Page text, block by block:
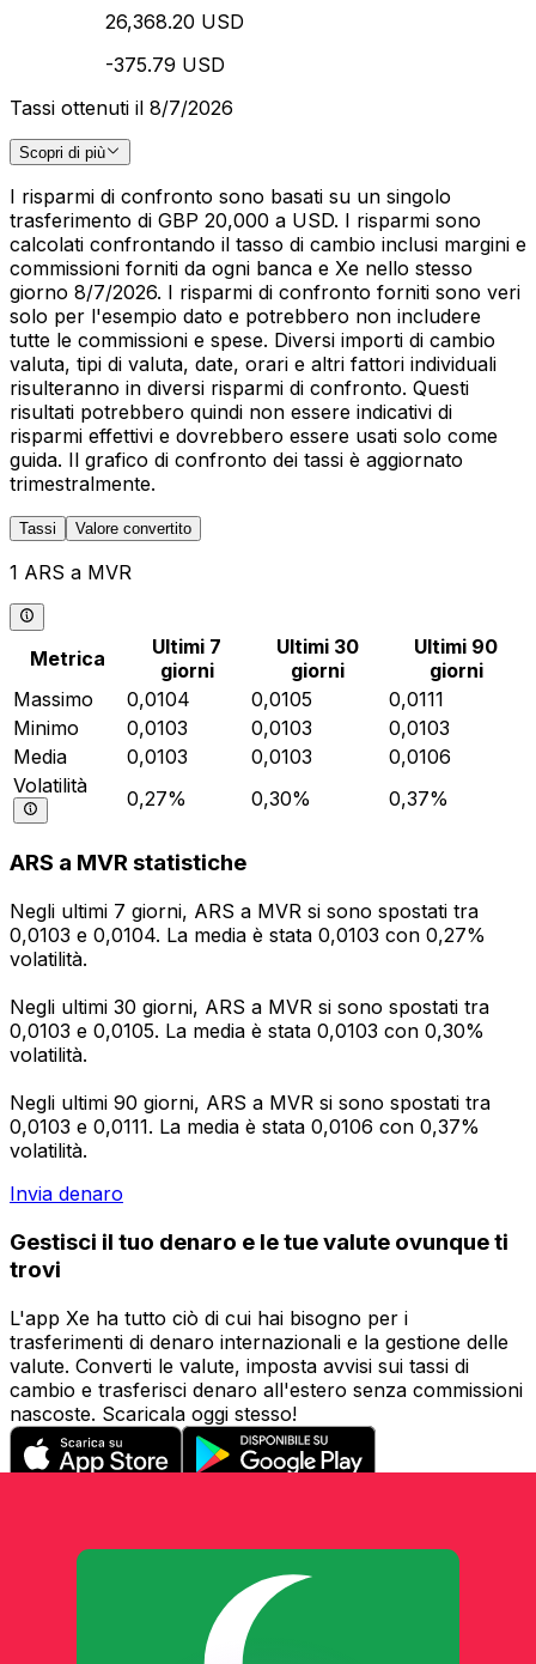
26,368.20 USD
-375.79 USD
Tassi ottenuti il 8/7/2026
Scopri di più
I risparmi di confronto sono basati su un singolo
trasferimento di GBP 20,000 a USD. I risparmi sono
calcolati confrontando il tasso di cambio inclusi margini e
commissioni forniti da ogni banca e Xe nello stesso
giorno 8/7/2026. I risparmi di confronto forniti sono veri
solo per l'esempio dato e potrebbero non includere
tutte le commissioni e spese. Diversi importi di cambio
valuta, tipi di valuta, date, orari e altri fattori individuali
risulteranno in diversi risparmi di confronto. Questi
risultati potrebbero quindi non essere indicativi di
risparmi effettivi e dovrebbero essere usati solo come
guida. Il grafico di confronto dei tassi è aggiornato
trimestralmente.
Tassi Valore convertito
1 ARS a MVR
Metrica
Ultimi 7
giorni
Ultimi 30
giorni
Ultimi 90
giorni
Massimo
0,0104 0,0105
0,0111
Minimo
0,0103 0,0103
0,0103
Media
0,0103 0,0103
0,0106
Volatilità
0,27% 0,30% 0,37%
ARS a MVR statistiche
Negli ultimi 7 giorni, ARS a MVR si sono spostati tra
0,0103 e 0,0104. La media è stata 0,0103 con 0,27%
volatilità.
Negli ultimi 30 giorni, ARS a MVR si sono spostati tra
0,0103 e 0,0105. La media è stata 0,0103 con 0,30%
volatilità.
Negli ultimi 90 giorni, ARS a MVR si sono spostati tra
0,0103 e 0,0111. La media è stata 0,0106 con 0,37%
volatilità.
Invia denaro
Gestisci il tuo denaro e le tue valute ovunque ti
trovi
L'app Xe ha tutto ciò di cui hai bisogno per i
trasferimenti di denaro internazionali e la gestione delle
valute. Converti le valute, imposta avvisi sui tassi di
cambio e trasferisci denaro all'estero senza commissioni
nascoste. Scaricala oggi stesso!